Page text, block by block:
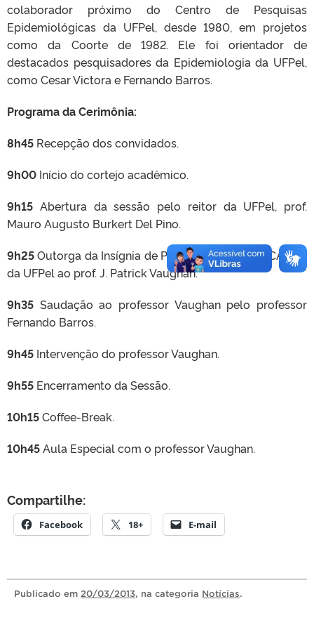
colaborador próximo do Centro de Pesquisas
Epidemiológicas da UFPel, desde 1980, em projetos
como da Coorte de 1982. Ele foi orientador de
destacados pesquisadores da Epidemiologia da UFPel,
como Cesar Victora e Fernando Barros.
Programa da Cerimônia:
8h45 Recepção dos convidados.
9h00 Início do cortejo acadêmico.
9h15 Abertura da sessão pelo reitor da UFPel, prof.
Mauro Augusto Burkert Del Pino.
9h25Outorga da Insígnia de Professor HONORIS CAUSA
da UFPel ao prof. J. Patrick Vaughan.
9h35 Saudação ao professor Vaughan pelo professor
Fernando Barros.
9h45 Intervenção do professor Vaughan.
9h55 Encerramento da Sessão.
10h15Coffee-Break.
10h45Aula Especial com o professor Vaughan.
Compartilhe:
Facebook 18+ E-mail
Publicado em 20/03/2013, na categoria Notícias.